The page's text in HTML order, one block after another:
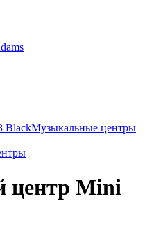
BlackМузыкальные центры
Mini